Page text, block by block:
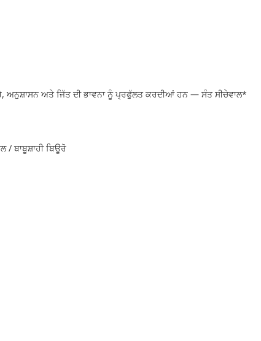
ਅਨੁਸ਼ਾਸਨ ਅਤੇ ਜਿੱਤ ਦੀ ਭਾਵਨਾ ਨੂੰ ਪ੍ਰਫੁੱਲਤ ਕਰਦੀਆਂ ਹਨ — ਸੰਤ ਸੀਚੇਵਾਲ*
/ ਬਾਬੂਸ਼ਾਹੀ ਬਿਊਰੋ